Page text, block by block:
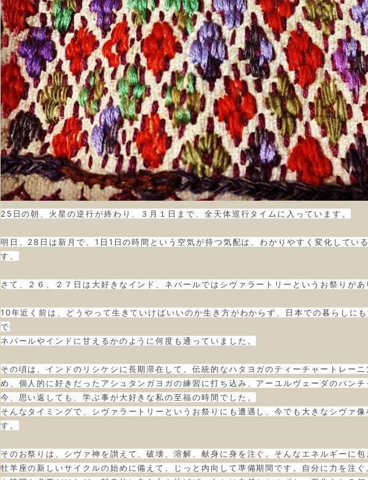
25日の朝、火星の逆行が終わり、３月１日まで、全天体巡行タイムに入っています。
明日、28日は新月で、 1日1日の時間という空気が持つ気配は、わかりやすく変化してい
す。
さて、２６、２７日は大好きなインド、ネパールではシヴァラートリーというお祭りが
10年近く前は、どうやって生きていけばいいのか生き方がわからず、日本での暮らしに
で
ネパールやインドに甘えるかのように何度も通っていました。
その頃は、インドのリシケシに長期滞在して、伝統的なハタヨガのティーチャートレー
め、個人的に好きだったアシュタンガヨガの練習に打ち込み、アーユルヴェーダのパン
今、思い返しても、学ぶ事が大好きな私の至福の時間でした。
そんなタイミングで、 シヴァラートリーというお祭りにも遭遇し、今でも大きなシヴァ
す。
そのお祭りは、シヴァ神を讃えて、破壊、溶解、献身に身を注ぐ。そんなエネルギーに
牡羊座の新しいサイクルの始めに備えて、じっと内向して準備期間です。自分に力を注